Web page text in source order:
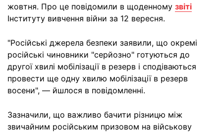
жовтня. Про це повідомили в щоденному звіті
Інституту вивчення війни за 12 вересня.
"Російські джерела безпеки заявили, що окремі
російські чиновники "серйозно" готуються до
другої хвилі мобілізації в резерв і сподіваються
провести ще одну хвилю мобілізації в резерв
восени", — йшлося в повідомленні.
Зазначили, що важливо бачити різницю між
звичайним російським призовом на військову